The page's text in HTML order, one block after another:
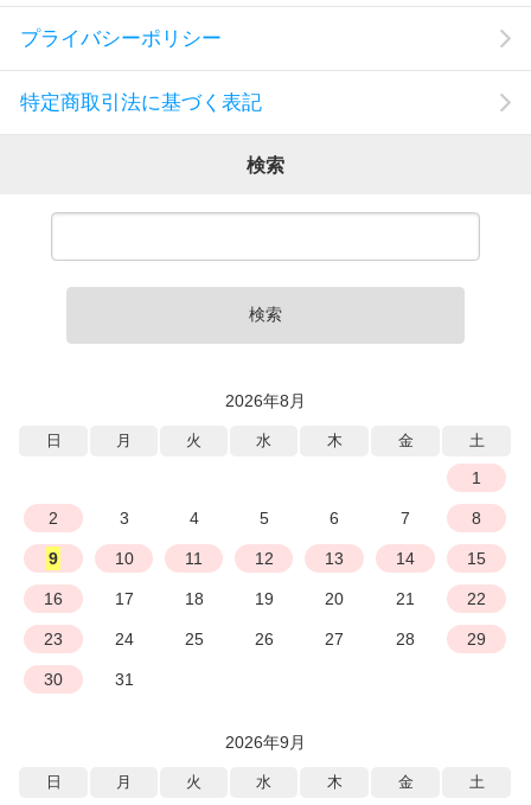
プライバシーポリシー
特定商取引法に基づく表記
検索
検索
2026年8月
日 月 火 水 木 金 土
1
2 3 4 5 6 7 8
9 10 11 12 13 14 15
16 17 18 19 20 21 22
23 24 25 26 27 28 29
30 31
2026年9月
日 月 火 水 木 金 土